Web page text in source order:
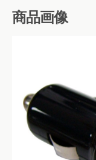
商品画像